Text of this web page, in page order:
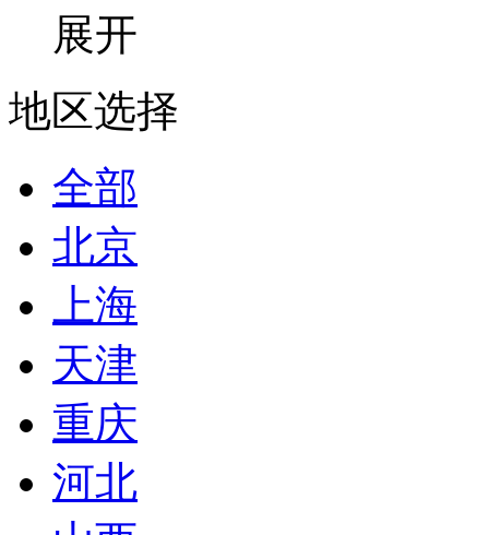
展开
地区选择
全部
北京
上海
天津
重庆
河北